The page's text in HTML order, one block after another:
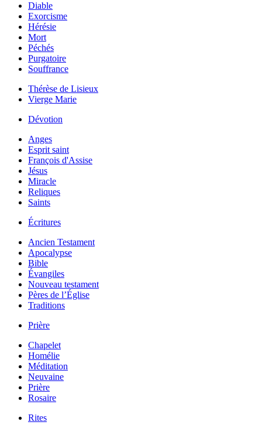
Diable
Exorcisme
Hérésie
Mort
Péchés
Purgatoire
Souffrance
Thérèse de Lisieux
Vierge Marie
Dévotion
Anges
Esprit saint
François d'Assise
Jésus
Miracle
Reliques
Saints
Écritures
Ancien Testament
Apocalypse
Bible
Évangiles
Nouveau testament
Pères de l’Église
Traditions
Prière
Chapelet
Homélie
Méditation
Neuvaine
Prière
Rosaire
Rites